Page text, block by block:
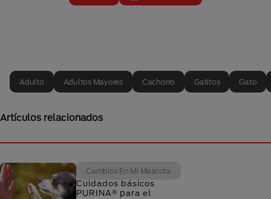
Adulto Adultos Mayores Cachorro Gatitos Gato
Artículos relacionados
Cambios En Mi Mascota
Cuidados básicos
PURINA® para el